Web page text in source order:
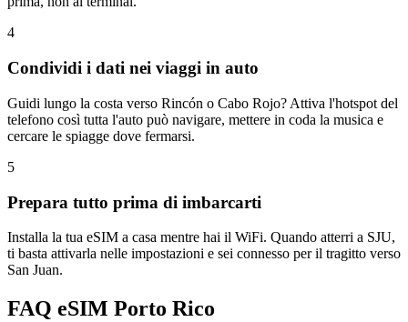
4
Condividi i dati nei viaggi in auto
Guidi lungo la costa verso Rincón o Cabo Rojo? Attiva l'hotspot del
telefono così tutta l'auto può navigare, mettere in coda la musica e
cercare le spiagge dove fermarsi.
5
Prepara tutto prima di imbarcarti
Installa la tua eSIM a casa mentre hai il WiFi. Quando atterri a SJU,
ti basta attivarla nelle impostazioni e sei connesso per il tragitto verso
San Juan.
FAQ eSIM Porto Rico